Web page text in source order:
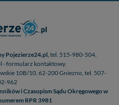
Pojezierze24.pl, tel. 515-980-504,
- formularz kontaktowy.
10B/10, 62-200 Gniezno, tel. 507-
962
i Czasopism Sądu Okręgowego w
RPR 3981